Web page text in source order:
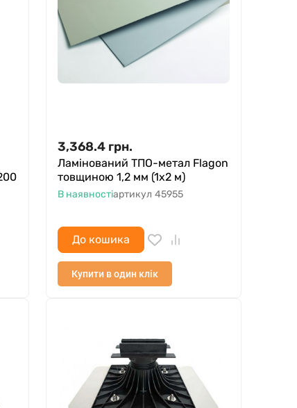
3,368.4 грн.
Ламінований ТПО-метал Flagon
товщиною 1,2 мм (1х2 м)
В наявностіартикул 45955
До кошика
Купити в один клік